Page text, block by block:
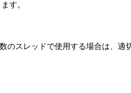
す。
スレッドで使用する場合は、